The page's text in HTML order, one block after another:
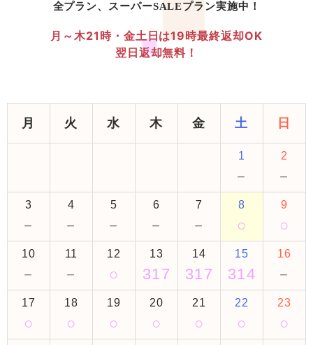
全プラン、スーパーSALEプラン実施中！
月～木21時・金土日は19時最終返却OK
翌日返却無料！
月 火 水 木 金 土 日
1
－
2
－
3
－
4
－
5
－
6
－
7
－
8
○
9
○
10
－
11
－
12
○
13
317
14
317
15
314
16
－
17
○
18
○
19
○
20
○
21
○
22
○
23
○